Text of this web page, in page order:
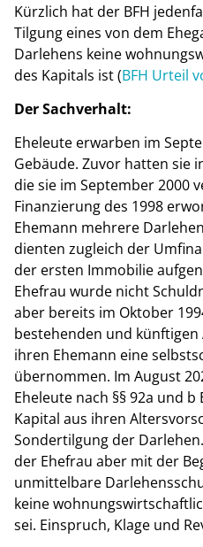
Kürzlich hat der BFH
Tilgung eines von dem
Darlehens keine
des Kapitals ist (BFH Urteil
Der Sachverhalt:
Eheleute erwarben im
Gebäude. Zuvor hatten sie
die sie im September 2000
Finanzierung des 1998
Ehemann mehrere
dienten zugleich der
der ersten Immobilie
Ehefrau wurde nicht
aber bereits im Oktober
bestehenden und künftigen
ihren Ehemann eine
übernommen. Im August
Eheleute nach §§ 92a und b
Kapital aus ihren
Sondertilgung der
der Ehefrau aber mit der
unmittelbare
keine
sei. Einspruch, Klage und